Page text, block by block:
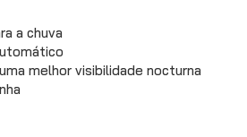
a chuva
melhor visibilidade nocturna